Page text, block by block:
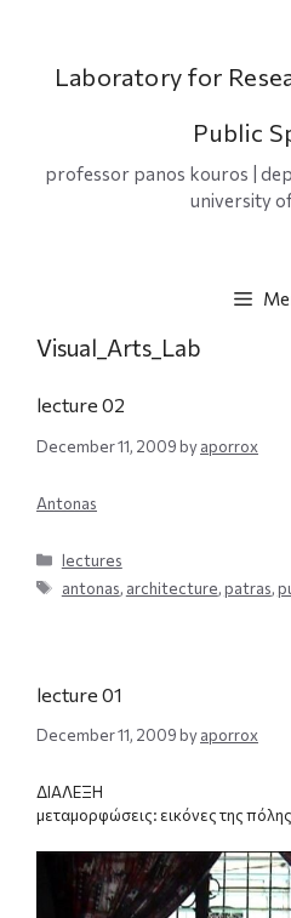
Laboratory for
Public
professor panos kouros |
university
Visual_Arts_Lab
lecture 02
December 11, 2009byaporrox
Antonas
Categories
lectures
Tags
antonas, architecture,patras,
lecture 01
December 11, 2009 byaporrox
ΔΙΑΛΕΞΗ
μεταμορφώσεις: εικόνες της πόλης